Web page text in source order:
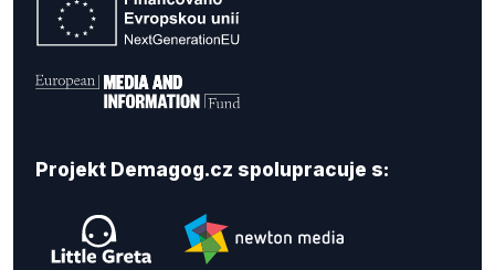
Projekt Demagog.cz spolupracuje s: